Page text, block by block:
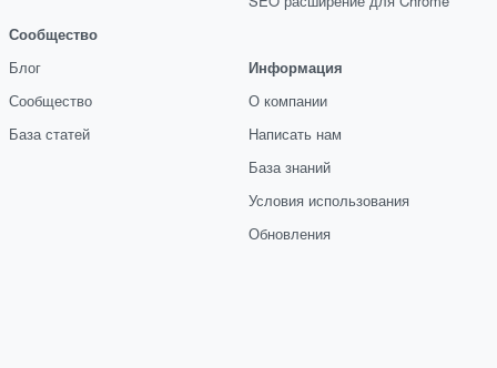
Сообщество
Блог
Сообщество
База статей
Информация
О компании
Написать нам
База знаний
Условия использования
Обновления